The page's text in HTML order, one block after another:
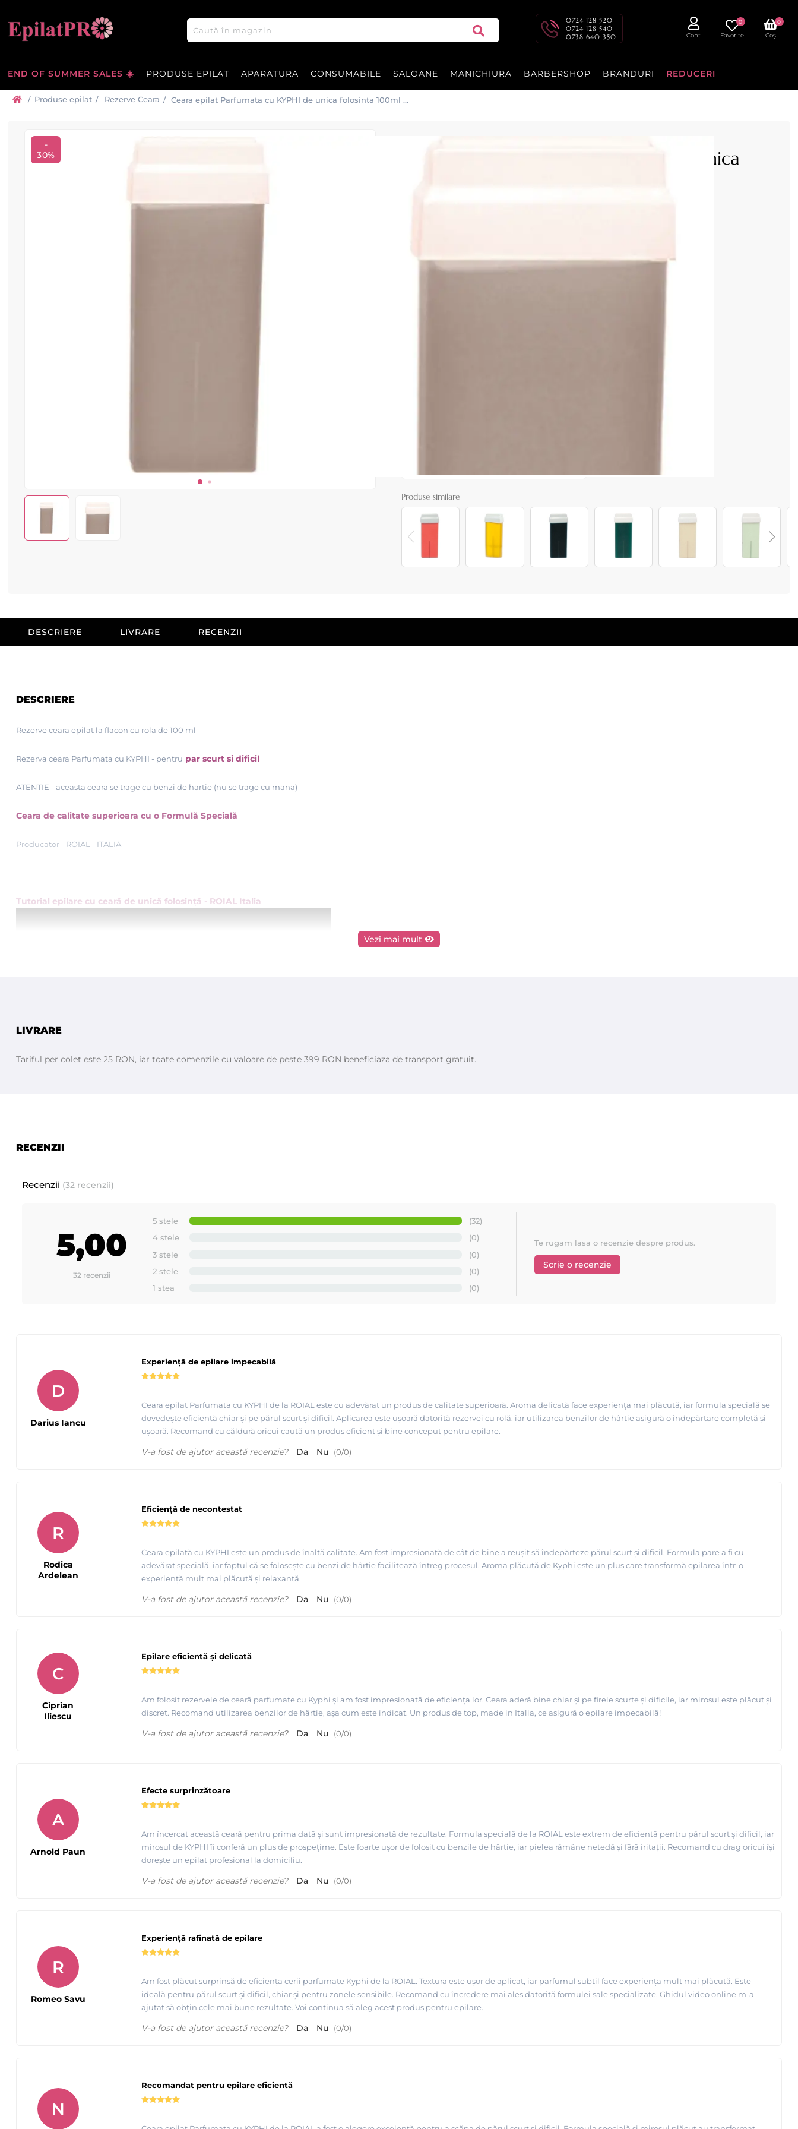
0724 128 520
0724 128 540
0738 640 350
Cont Favorite
0
Coș
0
END OF SUMMER SALES ☀️ PRODUSE EPILAT APARATURA CONSUMABILE SALOANE MANICHIURA BARBERSHOP BRANDURI REDUCERI
/ Produse epilat / Rezerve Ceara / Ceara epilat Parfumata cu KYPHI de unica folosinta 100ml -
-
30%
Ceara epilat Parfumata cu KYPHI de unica
Produse similare
DESCRIERE LIVRARE RECENZII
DESCRIERE
Rezerve ceara epilat la flacon cu rola de 100 ml
Rezerva ceara Parfumata cu KYPHI - pentru par scurt si dificil
ATENTIE - aceasta ceara se trage cu benzi de hartie (nu se trage cu mana)
Ceara de calitate superioara cu o Formulă Specială
Producator - ROIAL - ITALIA
Tutorial epilare cu ceară de unică folosinţă - ROIAL Italia
Vezi mai mult
LIVRARE
Tariful per colet este 25 RON, iar toate comenzile cu valoare de peste 399 RON beneficiaza de transport gratuit.
RECENZII
Recenzii (32 recenzii)
5,00
32 recenzii
5 stele
(32)
4 stele
(0)
3 stele
(0)
2 stele
(0)
1 stea
(0)
Te rugam lasa o recenzie despre produs.
Scrie o recenzie
Experiență de epilare impecabilă
Ceara epilat Parfumata cu KYPHI de la ROIAL este cu adevărat un produs de calitate superioară. Aroma delicată face experiența mai plăcută, iar formula specială se
dovedește eficientă chiar și pe părul scurt și dificil. Aplicarea este ușoară datorită rezervei cu rolă, iar utilizarea benzilor de hârtie asigură o îndepărtare completă și
ușoară. Recomand cu căldură oricui caută un produs eficient și bine conceput pentru epilare.
D
Darius Iancu
V-a fost de ajutor această recenzie? Da Nu (0/0)
Eficiență de necontestat
Ceara epilată cu KYPHI este un produs de înaltă calitate. Am fost impresionată de cât de bine a reușit să îndepărteze părul scurt și dificil. Formula pare a fi cu
adevărat specială, iar faptul că se folosește cu benzi de hârtie facilitează întreg procesul. Aroma plăcută de Kyphi este un plus care transformă epilarea într-o
experiență mult mai plăcută și relaxantă.
R
Rodica
Ardelean
V-a fost de ajutor această recenzie? Da Nu (0/0)
Epilare eficientă și delicată
Am folosit rezervele de ceară parfumate cu Kyphi și am fost impresionată de eficiența lor. Ceara aderă bine chiar și pe firele scurte și dificile, iar mirosul este plăcut și
discret. Recomand utilizarea benzilor de hârtie, așa cum este indicat. Un produs de top, made in Italia, ce asigură o epilare impecabilă!
C
Ciprian
Iliescu
V-a fost de ajutor această recenzie?
Da Nu (0/0)
Efecte surprinzătoare
Am încercat această ceară pentru prima dată și sunt impresionată de rezultate. Formula specială de la ROIAL este extrem de eficientă pentru părul scurt și dificil, iar
mirosul de KYPHI îi conferă un plus de prospețime. Este foarte ușor de folosit cu benzile de hârtie, iar pielea rămâne netedă și fără iritații. Recomand cu drag oricui își
dorește un epilat profesional la domiciliu.
A
Arnold Paun
V-a fost de ajutor această recenzie? Da Nu (0/0)
Experiență rafinată de epilare
Am fost plăcut surprinsă de eficiența cerii parfumate Kyphi de la ROIAL. Textura este ușor de aplicat, iar parfumul subtil face experiența mult mai plăcută. Este
ideală pentru părul scurt și dificil, chiar și pentru zonele sensibile. Recomand cu încredere mai ales datorită formulei sale specializate. Ghidul video online m-a
ajutat să obțin cele mai bune rezultate. Voi continua să aleg acest produs pentru epilare.
R
Romeo Savu
V-a fost de ajutor această recenzie? Da Nu (0/0)
Recomandat pentru epilare eficientă
N